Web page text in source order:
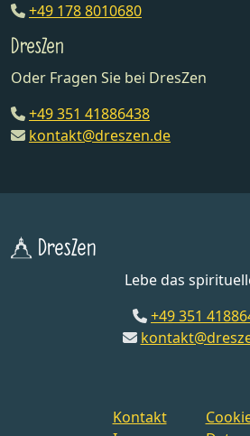
+49 178 8010680
DresZen
Oder Fragen Sie bei DresZen
+49 351 41886438
kontakt@dreszen.de
DresZen
Lebe das
+49 351
Kontakt